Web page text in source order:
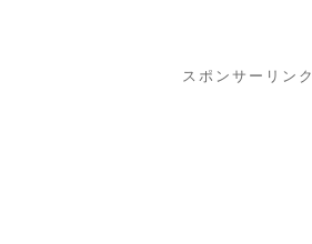
スポンサーリンク